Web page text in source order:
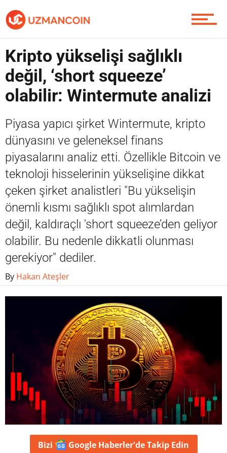
Piyasa
Soru Sor
Contact / İletişim
Kripto yükselişi sağlıklı
değil, ‘short squeeze’
olabilir: Wintermute analizi
Piyasa yapıcı şirket Wintermute, kripto
dünyasını ve geleneksel finans
piyasalarını analiz etti. Özellikle Bitcoin ve
teknoloji hisselerinin yükselişine dikkat
çeken şirket analistleri "Bu yükselişin
önemli kısmı sağlıklı spot alımlardan
değil, kaldıraçlı 'short squeeze’den geliyor
olabilir. Bu nedenle dikkatli olunması
gerekiyor" dediler.
By Hakan Ateşler
Bizi Google Haberler'deTakip Edin